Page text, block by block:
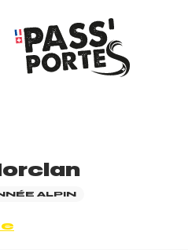
ALPIN